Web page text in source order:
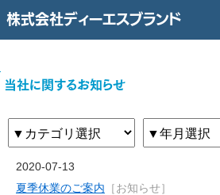
株式会社ディーエスブランド
TOP
当社に関するお知らせ
2020-07-13
夏季休業のご案内 ［お知らせ］